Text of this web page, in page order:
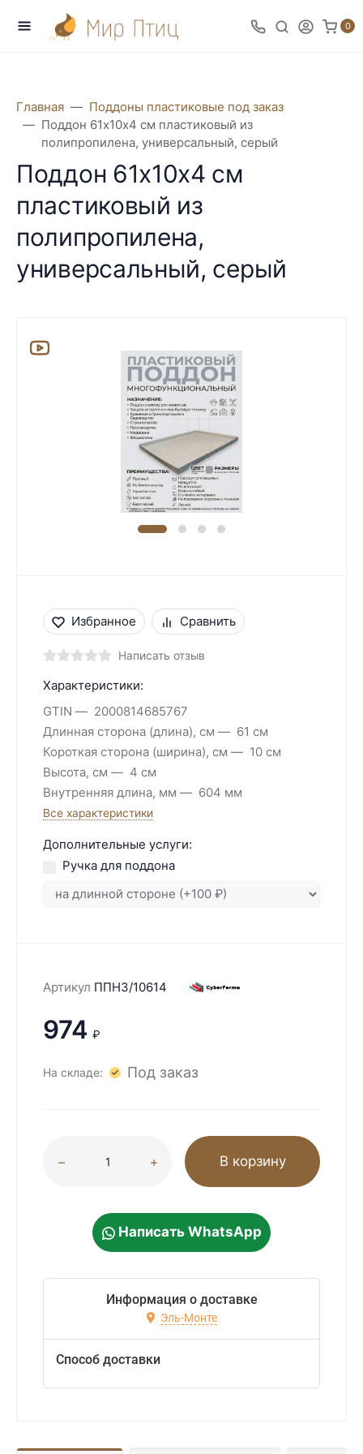
0
Главная
Поддоны пластиковые под заказ
Поддон 61х10х4 см пластиковый из
полипропилена, универсальный, серый
Поддон 61х10х4 см
пластиковый из
полипропилена,
универсальный, серый
Избранное Сравнить
Написать отзыв
Характеристики:
GTIN
2000814685767
Длинная сторона (длина), см
61 см
Короткая сторона (ширина), см
10 см
Высота, см
4 см
Внутренняя длина, мм
604 мм
Все характеристики
Дополнительные услуги:
Ручка для поддона
Артикул ППН3/10614
974 ₽
На складе: Под заказ
В корзину
Написать WhatsApp
Информация о доставке
Эль-Монте
Способ доставки